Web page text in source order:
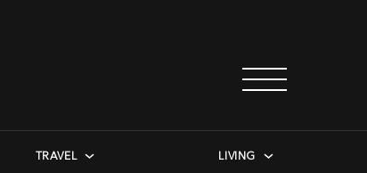
TRAVEL LIVING